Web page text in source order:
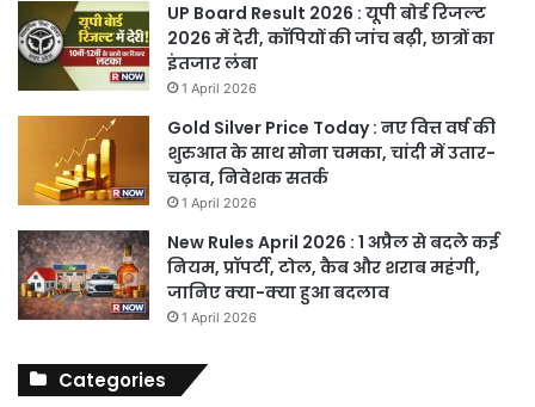
UP Board Result 2026 : यूपी बोर्ड रिजल्ट
2026 में देरी, कॉपियों की जांच बढ़ी, छात्रों का
इंतजार लंबा
1 April 2026
Gold Silver Price Today : नए वित्त वर्ष की
शुरुआत के साथ सोना चमका, चांदी में उतार-
चढ़ाव, निवेशक सतर्क
1 April 2026
New Rules April 2026 : 1 अप्रैल से बदले कई
नियम, प्रॉपर्टी, टोल, कैब और शराब महंगी,
जानिए क्या-क्या हुआ बदलाव
1 April 2026
Categories